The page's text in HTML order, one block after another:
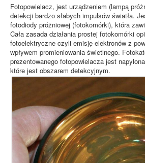
Fotopowielacz, jest urządzeniem (lampą
detekcji bardzo słabych impulsów światła.
fotodiody próżniowej (fotokomórki), która
Cała zasada działania prostej fotokomórki
fotoelektryczne czyli emisję elektronów z
wpływem promieniowania świetlnego.
prezentowanego fotopowielacza jest
które jest obszarem detekcyjnym.